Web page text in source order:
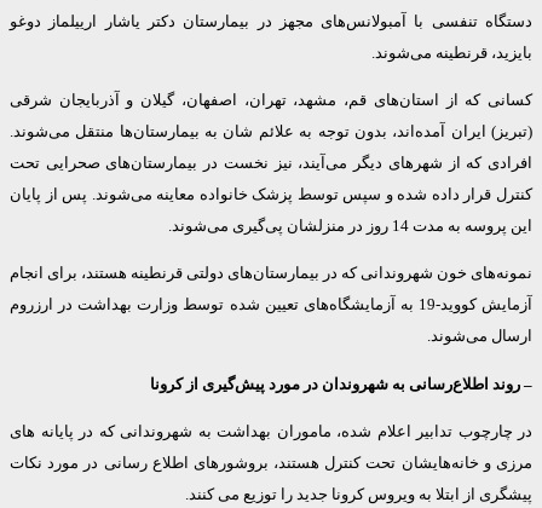
تنفسی با آمبولانس‌های مجهز در بیمارستان دکتر یاشار ارییلماز دوغو
قرنطینه می‌شوند.
که از استان‌های قم، مشهد، تهران، اصفهان، گیلان و آذربایجان شرقی
ایران آمده‌اند، بدون توجه به علائم شان به بیمارستان‌ها منتقل می‌شوند.
که از شهرهای دیگر می‌آیند، نیز نخست در بیمارستان‌های صحرایی تحت
قرار داده شده و سپس توسط پزشک خانواده معاینه‌ می‌شوند. پس از پایان
14 روز در منزلشان پی‌گیری‌ می‌شوند.
خون شهروندانی که در بیمارستان‌های دولتی قرنطینه هستند، برای انجام
آزمایش کووید-19 به آزمایشگاه‌های تعیین شده توسط وزارت بهداشت در ارزروم
می‌شوند.
اطلاع‌رسانی به شهروندان در مورد پیش‌گیری از کرونا
تدابیر اعلام شده، ماموران بهداشت به شهروندانی که در پایانه های
و خانه‌هایشان تحت کنترل هستند، بروشورهای اطلاع رسانی در مورد نکات
از ابتلا به ویروس کرونا جدید را توزیع می کنند.